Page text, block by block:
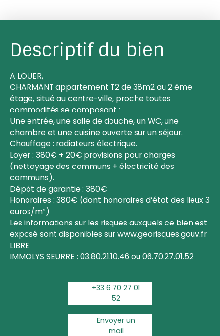
Descriptif du bien
A LOUER,
CHARMANT appartement T2 de 38m2 au 2 ème
étage, situé au centre-ville, proche toutes
commodités se composant :
Une entrée, une salle de douche, un WC, une
chambre et une cuisine ouverte sur un séjour.
Chauffage : radiateurs électrique.
Loyer : 380€ + 20€ provisions pour charges
(nettoyage des communs + électricité des
communs).
Dépôt de garantie : 380€
Honoraires : 380€ (dont honoraires d’état des lieux 3
euros/m²)
Les informations sur les risques auxquels ce bien est
exposé sont disponibles sur www.georisques.gouv.fr
LIBRE
IMMOLYS SEURRE : 03.80.21.10.46 ou 06.70.27.01.52
+33 6 70 27 01
52
Envoyer un
mail